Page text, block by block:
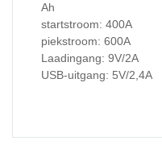
aangepast aan uw
noodstarter als een
Ah
startstroom: 400A
piekstroom: 600A
Laadingang: 9V/2A
USB-uitgang: 5V/2,4A